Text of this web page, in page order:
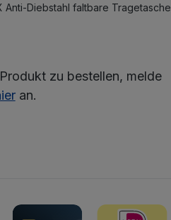
Anti-Diebstahl faltbare Tragetasche
zu bestellen, melde
an.